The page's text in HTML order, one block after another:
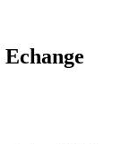
Echange